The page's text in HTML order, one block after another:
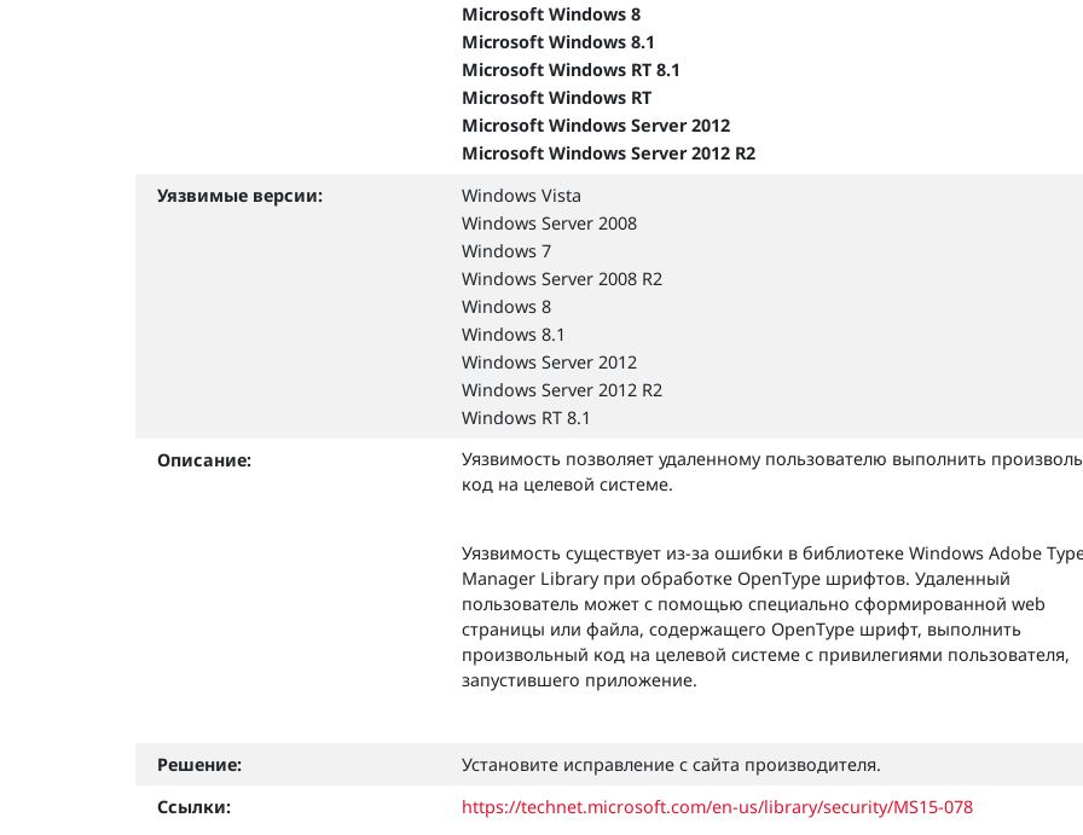
Microsoft Windows 8
Microsoft Windows 8.1
Microsoft Windows RT 8.1
Microsoft Windows RT
Microsoft Windows Server 2012
Microsoft Windows Server 2012 R2
Уязвимые версии:
Windows Vista
Windows Server 2008
Windows 7
Windows Server 2008 R2
Windows 8
Windows 8.1
Windows Server 2012
Windows Server 2012 R2
Windows RT 8.1
Описание:
Уязвимость позволяет удаленному пользователю выполнить
код на целевой системе.
Уязвимость существует из-за ошибки в библиотеке Windows Adobe
Manager Library при обработке OpenType шрифтов. Удаленный
пользователь может с помощью специально сформированной web
страницы или файла, содержащего OpenType шрифт, выполнить
произвольный код на целевой системе с привилегиями пользователя,
запустившего приложение.
Решение:
Установите исправление с сайта производителя.
Ссылки:
https://technet.microsoft.com/en-us/library/security/MS15-078